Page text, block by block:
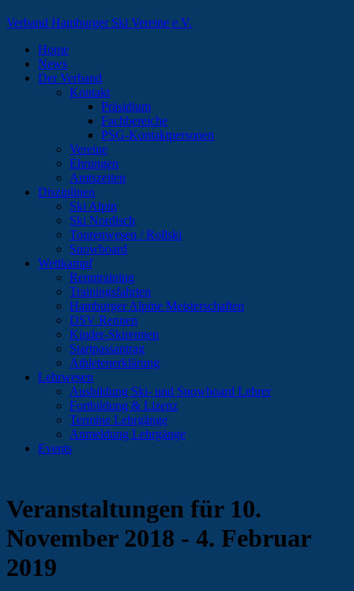
Verband Hamburger Ski Vereine e.V.
Home
News
Der Verband
Kontakt
Präsidium
Fachbereiche
PSG-Kontaktpersonen
Vereine
Ehrungen
Amtszeiten
Disziplinen
Ski Alpin
Ski Nordisch
Tourenwesen / Rollski
Snowboard
Wettkampf
Renntraining
Trainingsfahrten
Hamburger Alpine Meisterschaften
DSV Rennen
Kinder-Skirennen
Startpassantrag
Athletenerklärung
Lehrwesen
Ausbildung Ski- und Snowboard Lehrer
Fortbildung & Lizenz
Termine Lehrgänge
Anmeldung Lehrgänge
Events
Veranstaltungen für 10.
November 2018 - 4. Februar
2019